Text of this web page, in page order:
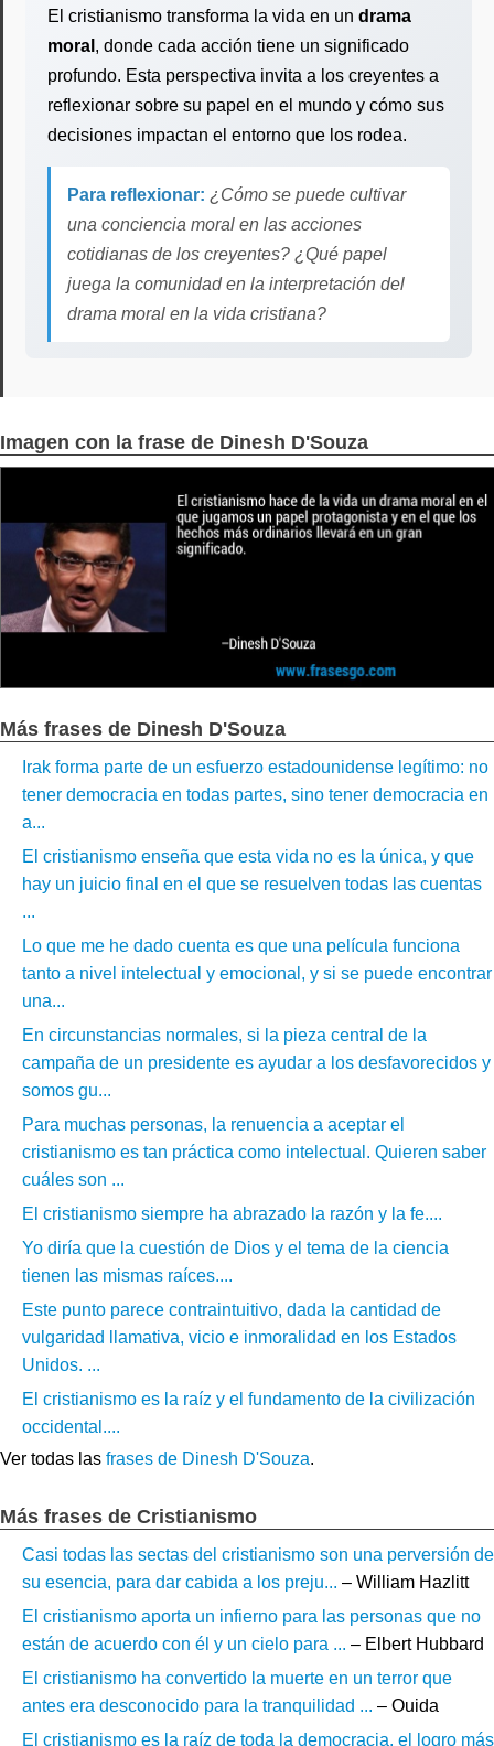
El cristianismo transforma la vida en un drama
moral , donde cada acción tiene un significado
profundo. Esta perspectiva invita a los creyentes a
reflexionar sobre su papel en el mundo y cómo sus
decisiones impactan el entorno que los rodea.
Para reflexionar: ¿Cómo se puede cultivar
una conciencia moral en las acciones
cotidianas de los creyentes? ¿Qué papel
juega la comunidad en la interpretación del
drama moral en la vida cristiana?
Imagen con la frase de Dinesh D'Souza
Más frases de Dinesh D'Souza
Irak forma parte de un esfuerzo estadounidense legítimo: no
tener democracia en todas partes, sino tener democracia en
a...
El cristianismo enseña que esta vida no es la única, y que
hay un juicio final en el que se resuelven todas las cuentas
...
Lo que me he dado cuenta es que una película funciona
tanto a nivel intelectual y emocional, y si se puede encontrar
una...
En circunstancias normales, si la pieza central de la
campaña de un presidente es ayudar a los desfavorecidos y
somos gu...
Para muchas personas, la renuencia a aceptar el
cristianismo es tan práctica como intelectual. Quieren saber
cuáles son ...
El cristianismo siempre ha abrazado la razón y la fe....
Yo diría que la cuestión de Dios y el tema de la ciencia
tienen las mismas raíces....
Este punto parece contraintuitivo, dada la cantidad de
vulgaridad llamativa, vicio e inmoralidad en los Estados
Unidos. ...
El cristianismo es la raíz y el fundamento de la civilización
occidental....
Ver todas las frases de Dinesh D'Souza.
Más frases de Cristianismo
Casi todas las sectas del cristianismo son una perversión de
su esencia, para dar cabida a los preju... – William Hazlitt
El cristianismo aporta un infierno para las personas que no
están de acuerdo con él y un cielo para ... – Elbert Hubbard
El cristianismo ha convertido la muerte en un terror que
antes era desconocido para la tranquilidad ... – Ouida
El cristianismo es la raíz de toda la democracia, el logro más